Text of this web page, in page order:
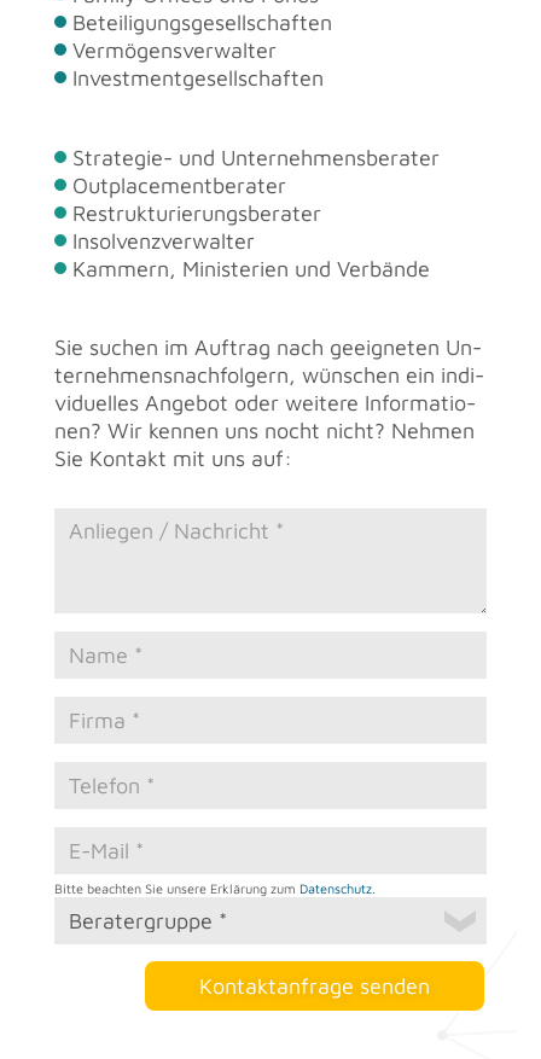
Be­tei­li­gungs­ge­sell­schaf­ten
Ver­mö­gens­ver­wal­ter
In­vest­ment­ge­sell­schaf­ten
Stra­te­gie- und Un­ter­neh­mens­be­ra­ter
Out­pla­ce­ment­be­ra­ter
Re­struk­tu­rie­rungs­be­ra­ter
In­sol­venz­ver­wal­ter
Kam­mern, Mi­nis­te­ri­en und Ver­bän­de
Sie su­chen im Auf­trag nach ge­eig­ne­ten Un­
ter­neh­mens­nach­fol­gern, wün­schen ein in­di­
vi­du­el­les An­ge­bot oder wei­te­re In­for­ma­tio­
nen? Wir ken­nen uns nocht nicht? Neh­men
Sie Kon­takt mit uns auf:
Bitte be­ach­ten Sie un­se­re Er­klä­rung zum Da­ten­schutz
Kontaktanfrage senden